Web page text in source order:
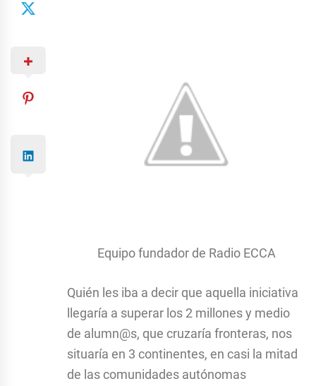
Equipo fundador de Radio ECCA
Quién les iba a decir que aquella iniciativa
llegaría a superar los 2 millones y medio
de alumn@s, que cruzaría fronteras, nos
situaría en 3 continentes, en casi la mitad
de las comunidades autónomas